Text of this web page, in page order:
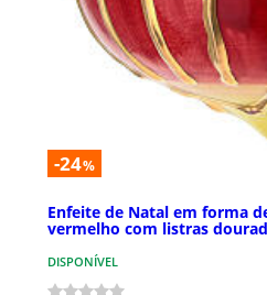
-24%
Enfeite de Natal em forma
vermelho com listras
DISPONÍVEL